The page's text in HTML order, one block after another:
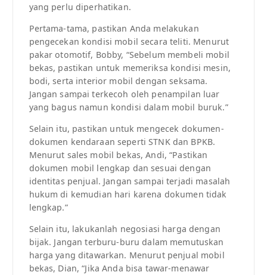
yang perlu diperhatikan.
Pertama-tama, pastikan Anda melakukan
pengecekan kondisi mobil secara teliti. Menurut
pakar otomotif, Bobby, “Sebelum membeli mobil
bekas, pastikan untuk memeriksa kondisi mesin,
bodi, serta interior mobil dengan seksama.
Jangan sampai terkecoh oleh penampilan luar
yang bagus namun kondisi dalam mobil buruk.”
Selain itu, pastikan untuk mengecek dokumen-
dokumen kendaraan seperti STNK dan BPKB.
Menurut sales mobil bekas, Andi, “Pastikan
dokumen mobil lengkap dan sesuai dengan
identitas penjual. Jangan sampai terjadi masalah
hukum di kemudian hari karena dokumen tidak
lengkap.”
Selain itu, lakukanlah negosiasi harga dengan
bijak. Jangan terburu-buru dalam memutuskan
harga yang ditawarkan. Menurut penjual mobil
bekas, Dian, “Jika Anda bisa tawar-menawar